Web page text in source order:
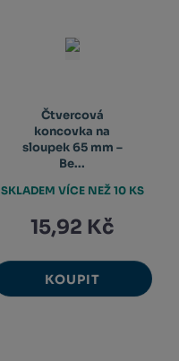
Čtvercová
koncovka na
sloupek 65 mm –
Be...
15,92 Kč
KOUPIT
SKLADEM VÍCE NEŽ 10 KS